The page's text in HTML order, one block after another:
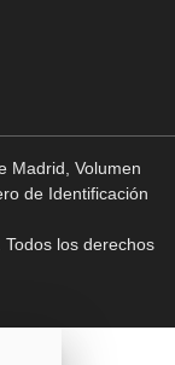
Madrid, Volumen
de Identificación
los derechos